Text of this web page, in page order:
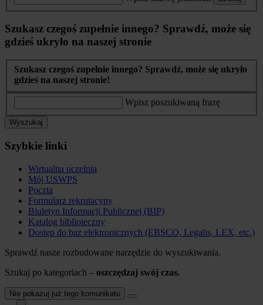
Szukasz czegoś zupełnie innego? Sprawdź, może się
gdzieś ukryło na naszej stronie
Szukasz czegoś zupełnie innego? Sprawdź, może się ukryło
gdzieś na naszej stronie!
Wpisz poszukiwaną frazę
Wyszukaj
Szybkie linki
Wirtualna uczelnia
Mój USWPS
Poczta
Formularz rekrutacyny
Biuletyn Informacji Publicznej (BIP)
Katalog biblioteczny
Dostęp do baz elektronicznych (EBSCO, Legalis, LEX, etc.)
Sprawdź nasze rozbudowane narzędzie do wyszukiwania.
Szukaj po kategoriach – oszczędzaj swój czas.
Nie pokazuj już tego komunikatu